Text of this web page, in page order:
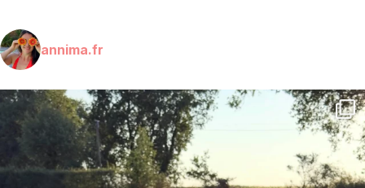
annima.fr